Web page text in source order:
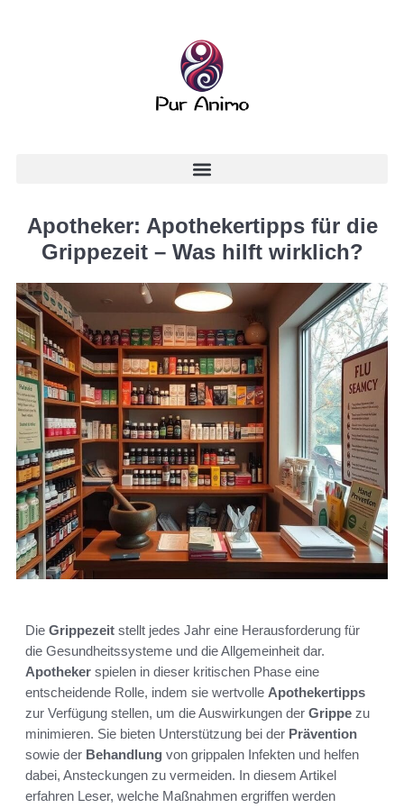
Apotheker: Apothekertipps für die
Grippezeit – Was hilft wirklich?
Die Grippezeit stellt jedes Jahr eine Herausforderung für
die Gesundheitssysteme und die Allgemeinheit dar.
Apotheker spielen in dieser kritischen Phase eine
entscheidende Rolle, indem sie wertvolle Apothekertipps
zur Verfügung stellen, um die Auswirkungen der Grippe zu
minimieren. Sie bieten Unterstützung bei der Prävention
sowie der Behandlung von grippalen Infekten und helfen
dabei, Ansteckungen zu vermeiden. In diesem Artikel
erfahren Leser, welche Maßnahmen ergriffen werden